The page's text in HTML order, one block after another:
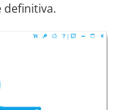
definitiva.